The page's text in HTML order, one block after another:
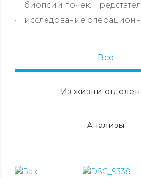
биопсии почек.
исследование
Все
Из жизни
Анализы